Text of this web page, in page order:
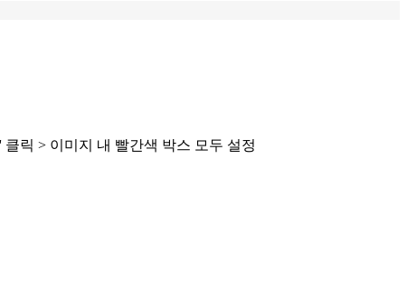
릭 > 이미지 내 빨간색 박스 모두 설정